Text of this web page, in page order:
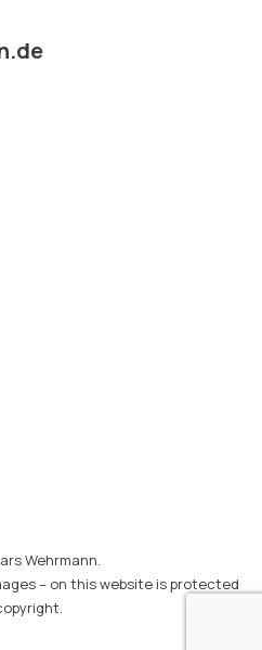
Wehrmann.
– on this website is protected